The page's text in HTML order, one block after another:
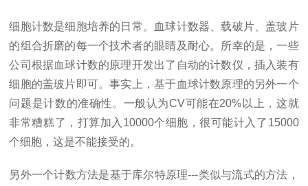
细胞计数是细胞培养的日常。血球计数器、载破片、盖玻片
的组合折磨的每一个技术者的眼睛及耐心。所幸的是，一些
公司根据血球计数的原理开发出了自动的计数仪，插入装有
细胞的盖玻片即可。事实上，基于血球计数原理的另外一个
问题是计数的准确性。一般认为CV可能在20%以上，这就
非常糟糕了，打算加入10000个细胞，很可能计入了15000
个细胞，这是不能接受的。
另外一个计数方法是基于库尔特原理---类似与流式的方法，